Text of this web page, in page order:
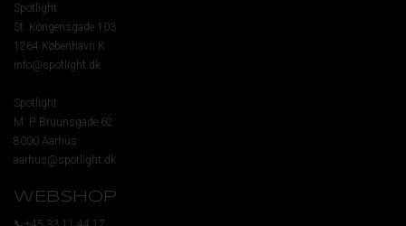
Spotlight
St. Kongensgade 103
1264 København K
info@spotlight.dk
Spotlight
M. P. Bruunsgade 62
8000 Aarhus
aarhus@spotlight.dk
WEBSHOP